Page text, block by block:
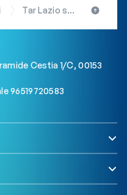
Tar Lazio sospende l’esame dei ricorsi inoltrati per l’annullamento del Nomenclatore Tariffario
Cestia 1/C, 00153
96519720583